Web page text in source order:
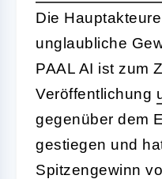
Die
unglaubliche
PAAL AI ist zum
Veröffentlichung
gegenüber dem
gestiegen und
Spitzengewinn